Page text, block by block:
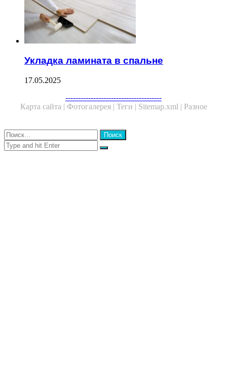
Укладка ламината в спальне
17.05.2025
--------------------------------------
Карта сайта | Фотогалерея | Теги | Sitemap.xml | Разное
Close
Найти:
Close
Search